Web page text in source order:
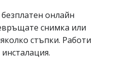
онлайн
снимка или
стъпки. Работи